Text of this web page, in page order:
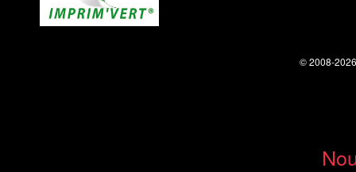
© 2008-